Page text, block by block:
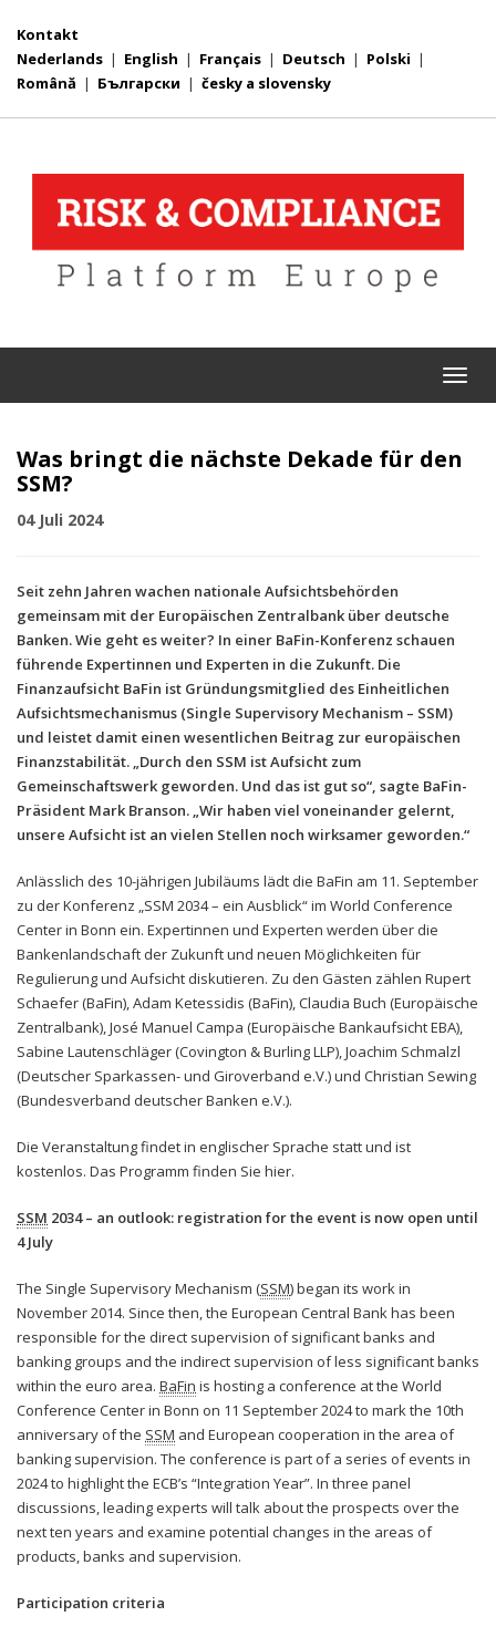
Kontakt
Nederlands | English | Français | Deutsch | Polski |
Română | Български | česky a slovensky
Was bringt die nächste Dekade für den
SSM?
04 Juli 2024
Seit zehn Jahren wachen nationale Aufsichtsbehörden
gemeinsam mit der Europäischen Zentralbank über deutsche
Banken. Wie geht es weiter? In einer BaFin-Konferenz schauen
führende Expertinnen und Experten in die Zukunft. Die
Finanzaufsicht BaFin ist Gründungsmitglied des Einheitlichen
Aufsichtsmechanismus (Single Supervisory Mechanism – SSM)
und leistet damit einen wesentlichen Beitrag zur europäischen
Finanzstabilität. „Durch den SSM ist Aufsicht zum
Gemeinschaftswerk geworden. Und das ist gut so“, sagte BaFin-
Präsident Mark Branson. „Wir haben viel voneinander gelernt,
unsere Aufsicht ist an vielen Stellen noch wirksamer geworden.“
Anlässlich des 10-jährigen Jubiläums lädt die BaFin am 11. September
zu der Konferenz „SSM 2034 – ein Ausblick“ im World Conference
Center in Bonn ein. Expertinnen und Experten werden über die
Bankenlandschaft der Zukunft und neuen Möglichkeiten für
Regulierung und Aufsicht diskutieren. Zu den Gästen zählen Rupert
Schaefer (BaFin), Adam Ketessidis (BaFin), Claudia Buch (Europäische
Zentralbank), José Manuel Campa (Europäische Bankaufsicht EBA),
Sabine Lautenschläger (Covington & Burling LLP), Joachim Schmalzl
(Deutscher Sparkassen- und Giroverband e.V.) und Christian Sewing
(Bundesverband deutscher Banken e.V.).
Die Veranstaltung findet in englischer Sprache statt und ist
kostenlos. Das Programm finden Sie hier.
SSM 2034 – an outlook: registration for the event is now open until
4 July
The Single Supervisory Mechanism (SSM) began its work in
November 2014. Since then, the European Central Bank has been
responsible for the direct supervision of significant banks and
banking groups and the indirect supervision of less significant banks
within the euro area. BaFin is hosting a conference at the World
Conference Center in Bonn on 11 September 2024 to mark the 10th
anniversary of the SSM and European cooperation in the area of
banking supervision. The conference is part of a series of events in
2024 to highlight the ECB’s “Integration Year”. In three panel
discussions, leading experts will talk about the prospects over the
next ten years and examine potential changes in the areas of
products, banks and supervision.
Participation criteria